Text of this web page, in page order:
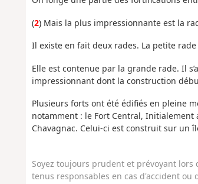
(2) Mais la plus impressionnante est la
Il existe en fait deux rades. La petite
Elle est contenue par la grande rade. Il
impressionnant dont la construction
Plusieurs forts ont été édifiés en pleine
notamment : le Fort Central, Initialement
Chavagnac. Celui-ci est construit sur un
Soyez toujours prudent et prévoyant
tenus responsables en cas d'accident